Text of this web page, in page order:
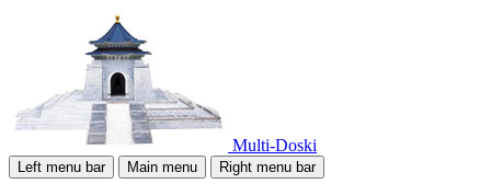
Multi-Doski
Left menu bar Main menu Right menu bar